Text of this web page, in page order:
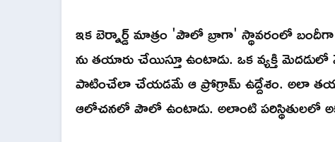
ఇక బెర్నార్డ్ మాత్రం 'పౌలో బ్రాగా' స్థావరంలో
ను తయారు చేయిస్తూ ఉంటాడు. ఒక వ్యక్తి మెదడులో
పాటించేలా చేయడమే ఆ ప్రోగ్రామ్ ఉద్దేశం. అలా
ఆలోచనలో పౌలో ఉంటాడు. అలాంటి పరిస్థితులలో